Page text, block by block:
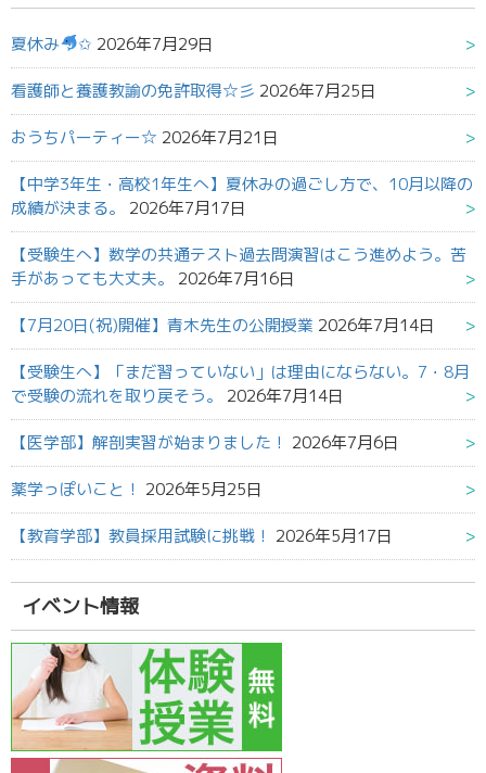
夏休み ✩ 2026年7月29日
看護師と養護教諭の免許取得☆彡 2026年7月25日
おうちパーティー☆ 2026年7月21日
【中学3年生・高校1年生へ】夏休みの過ごし方で、10月以降の
成績が決まる。
2026年7月17日
【受験生へ】数学の共通テスト過去問演習はこう進めよう。苦
手があっても大丈夫。
2026年7月16日
【7月20日(祝)開催】青木先生の公開授業 2026年7月14日
【受験生へ】「まだ習っていない」は理由にならない。7・8月
で受験の流れを取り戻そう。
2026年7月14日
【医学部】解剖実習が始まりました！ 2026年7月6日
薬学っぽいこと！ 2026年5月25日
【教育学部】教員採用試験に挑戦！ 2026年5月17日
イベント情報